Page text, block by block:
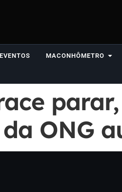
EVENTOS MACONHÔMETRO
ONG